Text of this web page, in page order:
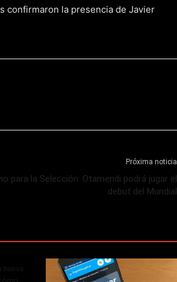
confirmaron la presencia de Javier
Próxima noticia
para la Selección: Otamendi podrá jugar el
debut del Mundial